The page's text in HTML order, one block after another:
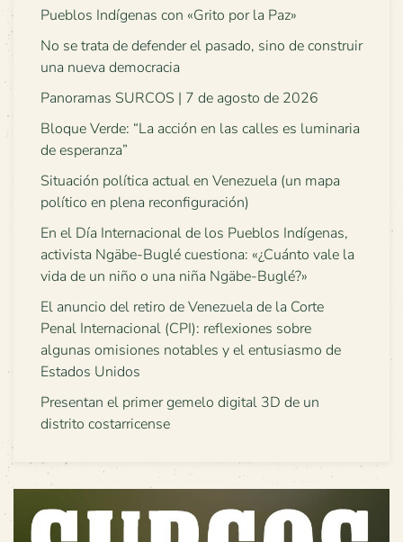
Pueblos Indígenas con «Grito por la Paz»
No se trata de defender el pasado, sino de construir
una nueva democracia
Panoramas SURCOS | 7 de agosto de 2026
Bloque Verde: “La acción en las calles es luminaria
de esperanza”
Situación política actual en Venezuela (un mapa
político en plena reconfiguración)
En el Día Internacional de los Pueblos Indígenas,
activista Ngäbe-Buglé cuestiona: «¿Cuánto vale la
vida de un niño o una niña Ngäbe-Buglé?»
El anuncio del retiro de Venezuela de la Corte
Penal Internacional (CPI): reflexiones sobre
algunas omisiones notables y el entusiasmo de
Estados Unidos
Presentan el primer gemelo digital 3D de un
distrito costarricense